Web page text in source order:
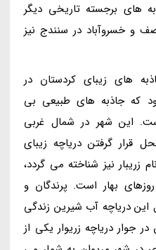
های برجسته تاریخی دیگر
و خسروآباد در سنندج نیز
های زیبای کردستان در
که جاذبه های طبیعی بی
این شهر در شمال غربی
قرار گرفتن دریاچه زیبای
زریبار نیز شناخته می گردد،
بهار است. پرندگان و
این دریاچه آب شیرین زندگی
جوار دریاچه زریوار یکی از